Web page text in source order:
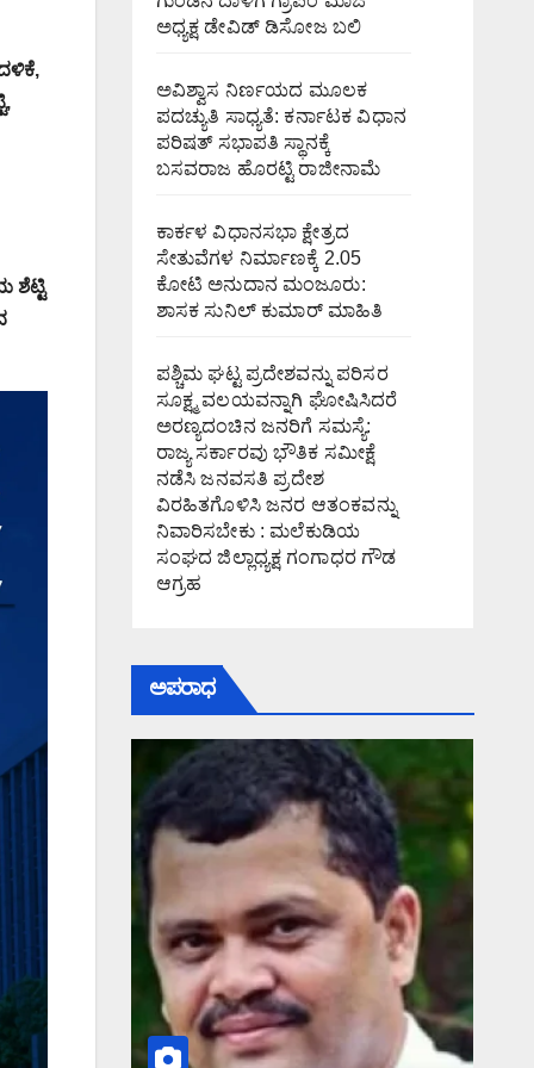
ಶೆಟ್ಟಿ
ಅಧ್ಯಕ್ಷ ಡೇವಿಡ್ ಡಿಸೋಜ ಬಲಿ
ಅವಿಶ್ವಾಸ ನಿರ್ಣಯದ ಮೂಲಕ
ಪದಚ್ಯುತಿ ಸಾಧ್ಯತೆ: ಕರ್ನಾಟಕ ವಿಧಾನ
ಪರಿಷತ್ ಸಭಾಪತಿ ಸ್ಥಾನಕ್ಕೆ
ಬಸವರಾಜ ಹೊರಟ್ಟಿ ರಾಜೀನಾಮೆ
ಕಾರ್ಕಳ ವಿಧಾನಸಭಾ ಕ್ಷೇತ್ರದ
ಸೇತುವೆಗಳ ನಿರ್ಮಾಣಕ್ಕೆ 2.05
ಕೋಟಿ ಅನುದಾನ ಮಂಜೂರು:
ಶಾಸಕ ಸುನಿಲ್ ಕುಮಾರ್ ಮಾಹಿತಿ
ಪಶ್ಚಿಮ ಘಟ್ಟ ಪ್ರದೇಶವನ್ನು ಪರಿಸರ
ಸೂಕ್ಷ್ಮ ವಲಯವನ್ನಾಗಿ ಘೋಷಿಸಿದರೆ
ಅರಣ್ಯದಂಚಿನ ಜನರಿಗೆ ಸಮಸ್ಯೆ:
ರಾಜ್ಯ ಸರ್ಕಾರವು ಭೌತಿಕ ಸಮೀಕ್ಷೆ
ನಡೆಸಿ ಜನವಸತಿ ಪ್ರದೇಶ
ವಿರಹಿತಗೊಳಿಸಿ ಜನರ ಆತಂಕವನ್ನು
ನಿವಾರಿಸಬೇಕು : ಮಲೆಕುಡಿಯ
ಸಂಘದ ಜಿಲ್ಲಾಧ್ಯಕ್ಷ ಗಂಗಾಧರ ಗೌಡ
ಆಗ್ರಹ
ಅಪರಾಧ